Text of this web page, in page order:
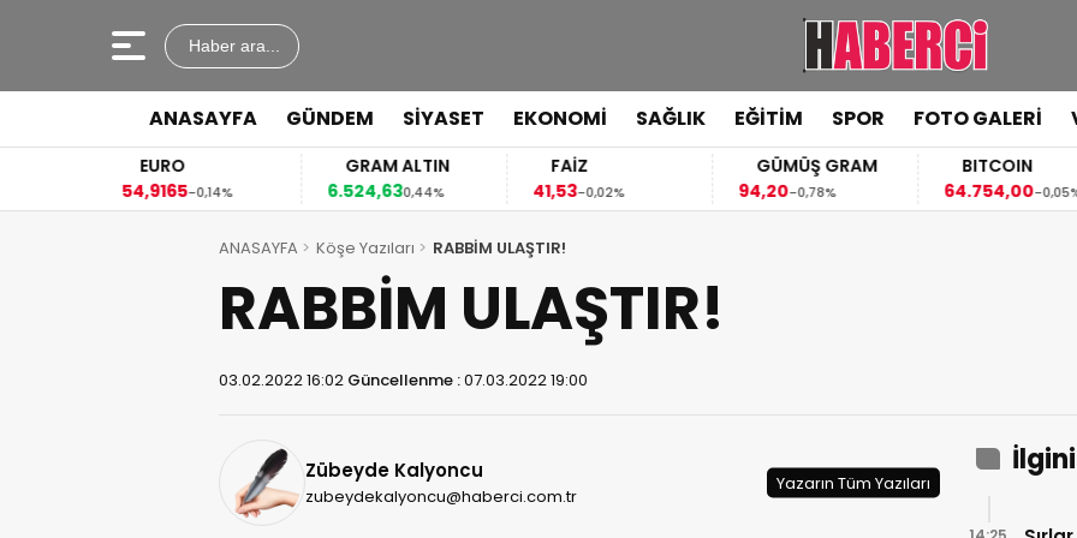
Haber ara...
ANASAYFA GÜNDEM SİYASET EKONOMİ SAĞLIK EĞİTİM SPOR FOTO GALERİ
EURO
54,9165-0,14%
GRAM ALTIN
6.524,630,44%
FAİZ
41,53-0,02%
GÜMÜŞ GRAM
94,20-0,78%
BITCOIN
64.754,00-0,05%
ANASAYFA Köşe Yazıları RABBİM ULAŞTIR!
RABBİM ULAŞTIR!
03.02.2022 16:02 Güncellenme :07.03.2022 19:00
Zübeyde Kalyoncu
zubeydekalyoncu@haberci.com.tr
Yazarın Tüm Yazıları